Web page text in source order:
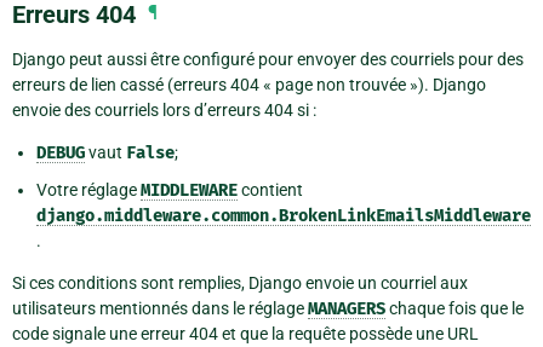
Erreurs 404 ¶
Django peut aussi être configuré pour envoyer des courriels pour des
erreurs de lien cassé (erreurs 404 « page non trouvée »). Django
envoie des courriels lors d’erreurs 404 si :
DEBUGvaut False;
Votre réglageMIDDLEWAREcontient
django.middleware.common.BrokenLinkEmailsMiddleware
.
Si ces conditions sont remplies, Django envoie un courriel aux
utilisateurs mentionnés dans le réglageMANAGERSchaque fois que le
code signale une erreur 404 et que la requête possède une URL